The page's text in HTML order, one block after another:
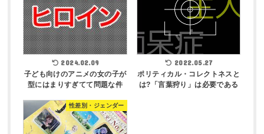
2024.02.09
子ども向けのアニメの女の子が
型にはまりすぎてて問題な件
2022.05.27
ポリティカル・コレクトネスと
は?「言葉狩り」は必要である
性差別・ジェンダー